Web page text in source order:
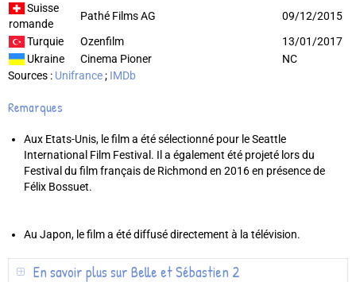
Suisse
romande
Pathé Films AG
09/12/2015
Turquie
Ozenfilm
13/01/2017
Ukraine
Cinema Pioner
NC
Sources : Unifrance; IMDb
Remarques
Aux Etats-Unis, le film a été sélectionné pour le Seattle
International Film Festival. Il a également été projeté lors du
Festival du film français de Richmond en 2016 en présence de
Félix Bossuet.
Au Japon, le film a été diffusé directement à la télévision.
En savoir plus sur Belle et Sébastien 2